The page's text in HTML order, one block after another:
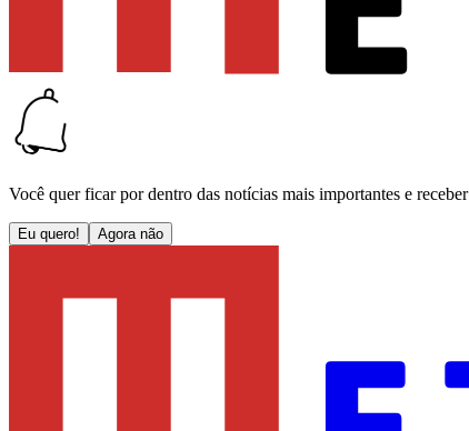
Você quer ficar por dentro das notícias mais importantes e receber
Eu quero! Agora não